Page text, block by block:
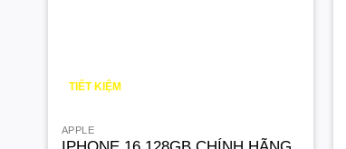
TIẾT KIỆM
APPLE